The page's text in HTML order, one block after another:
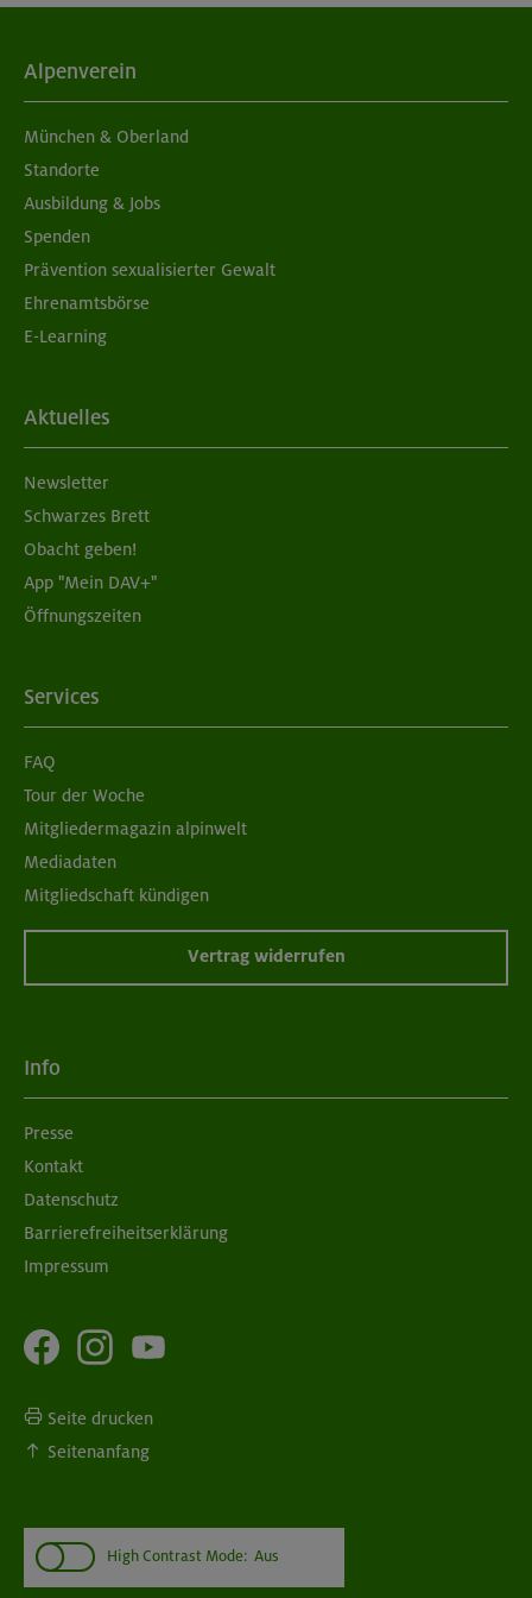
05./06.09.26
Grundkurs Klettern indoor
München
05./06.09.26
Grundkurs Klettern indoor für Frauen
München
07./14./21.09.26
08./09.09.26
Grundkurs Klettern indoor
München
Alpenverein
München & Oberland
Standorte
Ausbildung & Jobs
Spenden
Prävention sexualisierter Gewalt
Ehrenamtsbörse
E-Learning
Aktuelles
Newsletter
Schwarzes Brett
Obacht geben!
App "Mein DAV+"
Öffnungszeiten
Services
FAQ
Tour der Woche
Mitgliedermagazin alpinwelt
Mediadaten
Mitgliedschaft kündigen
Vertrag widerrufen
Info
Presse
Kontakt
Datenschutz
Barrierefreiheitserklärung
Impressum
Seite drucken
Seitenanfang
High Contrast Mode: Aus